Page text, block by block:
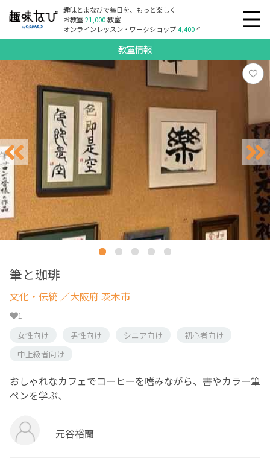
趣味とまなびで毎日を、もっと楽しく
お教室21,000教室
オンラインレッスン・ワークショップ4,400件
教室情報
筆と珈琲
文化・伝統 ／大阪府 茨木市
1
女性向け
男性向け シニア向け
初心者向け
中上級者向け
おしゃれなカフェでコーヒーを嗜みながら、書やカラー筆
ペンを学ぶ、
元谷裕蘭